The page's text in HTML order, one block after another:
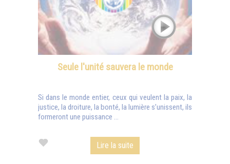
Seule l'unité sauvera le monde
Si dans le monde entier, ceux qui veulent la paix, la
justice, la droiture, la bonté, la lumière s’unissent, ils
formeront une puissance ...
Lire la suite